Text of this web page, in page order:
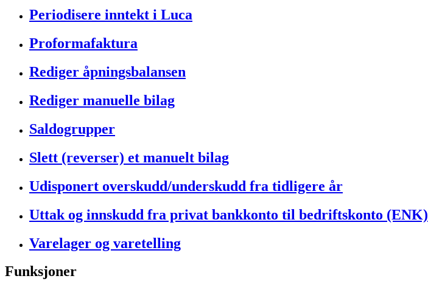
Periodisere inntekt i Luca
Proformafaktura
Rediger åpningsbalansen
Rediger manuelle bilag
Saldogrupper
Slett (reverser) et manuelt bilag
Udisponert overskudd/underskudd fra tidligere år
Uttak og innskudd fra privat bankkonto til bedriftskonto (ENK)
Varelager og varetelling
Funksjoner